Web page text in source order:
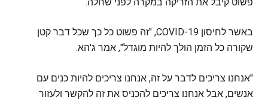
באשר לחיסון COVID-19, "זה פשוט כל כך שכל דבר קטן
שקורה כל הזמן הולך להיות מוגדל", אמר ג'הא.
"אנחנו צריכים לדבר על זה, אנחנו צריכים להיות כנים עם
אנשים, אבל אנחנו צריכים להכניס את זה להקשר ולעזור